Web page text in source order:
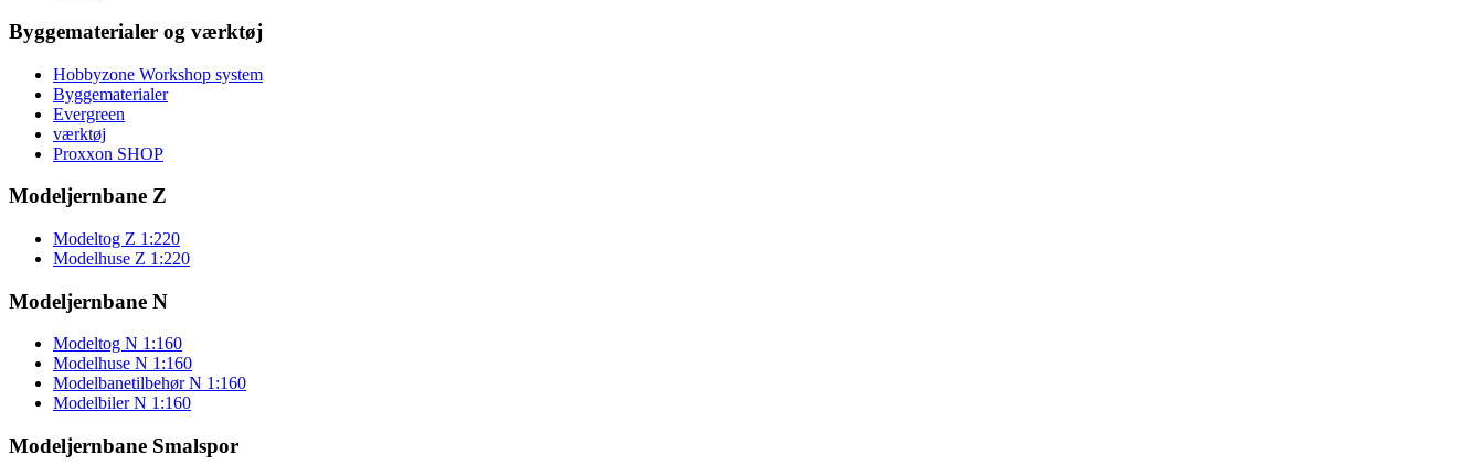
Byggematerialer og værktøj
Hobbyzone Workshop system
Byggematerialer
Evergreen
værktøj
Proxxon SHOP
Modeljernbane Z
Modeltog Z 1:220
Modelhuse Z 1:220
Modeljernbane N
Modeltog N 1:160
Modelhuse N 1:160
Modelbanetilbehør N 1:160
Modelbiler N 1:160
Modeljernbane Smalspor